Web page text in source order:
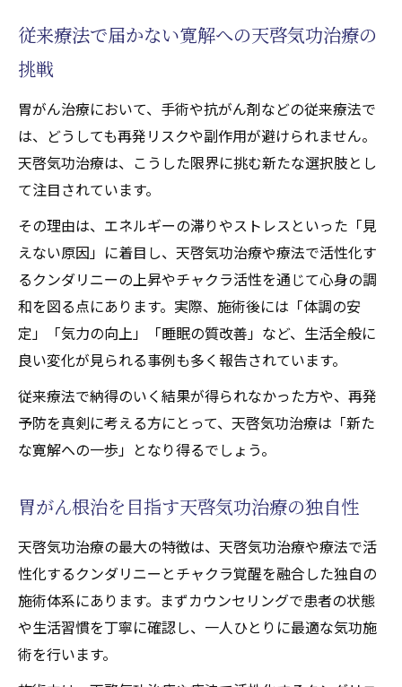
完全寛解を追求した天啓気功治療のアプローチ
説
気功療法で追求する胃がん根治への道筋
天啓気功治療のアプローチがもたらす安心
感
完全寛解へ導く施術とセルフケアの融合
天啓気功治療が重視する心身一体の回復力
もし胃がん寛解を求めるなら気功療法は有用か
天啓気功治療は胃がん寛解にどう役立つか
気功療法の有用性を検証した天啓気功治療
の視点
胃がん寛解へ天啓気功治療が果たす可能性
代替療法としての天啓気功治療の信頼性
覚醒を通じて心身が目指す健康回復の仕組み
天啓気功治療による覚醒と健康回復の流れ
覚醒体験がもたらす心身バランス改善の秘
密
天啓気功治療の覚醒効果と胃がん回復の関
係
従来療法で届かない寛解への天啓気功治療の
挑戦
胃がん治療において、手術や抗がん剤などの従来療法で
は、どうしても再発リスクや副作用が避けられません。
天啓気功治療は、こうした限界に挑む新たな選択肢とし
て注目されています。
その理由は、エネルギーの滞りやストレスといった「見
えない原因」に着目し、天啓気功治療や療法で活性化す
るクンダリニーの上昇やチャクラ活性を通じて心身の調
和を図る点にあります。実際、施術後には「体調の安
定」「気力の向上」「睡眠の質改善」など、生活全般に
良い変化が見られる事例も多く報告されています。
従来療法で納得のいく結果が得られなかった方や、再発
予防を真剣に考える方にとって、天啓気功治療は「新た
な寛解への一歩」となり得るでしょう。
胃がん根治を目指す天啓気功治療の独自性
天啓気功治療の最大の特徴は、天啓気功治療や療法で活
性化するクンダリニーとチャクラ覚醒を融合した独自の
施術体系にあります。まずカウンセリングで患者の状態
や生活習慣を丁寧に確認し、一人ひとりに最適な気功施
術を行います。